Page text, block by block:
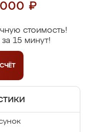
₽
стоимость!
15 минут!